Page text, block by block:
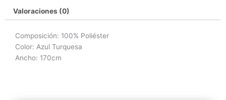
Valoraciones (0)
Composición: 100% Poliéster
Color: Azul Turquesa
Ancho: 170cm